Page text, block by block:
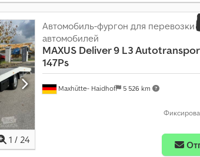
1 / 24
Maxhütte- Haidhof 5 526 km
Автомобиль-фургон для перевозки
автомобилей
MAXUS Deliver 9 L3
147Ps
р
о